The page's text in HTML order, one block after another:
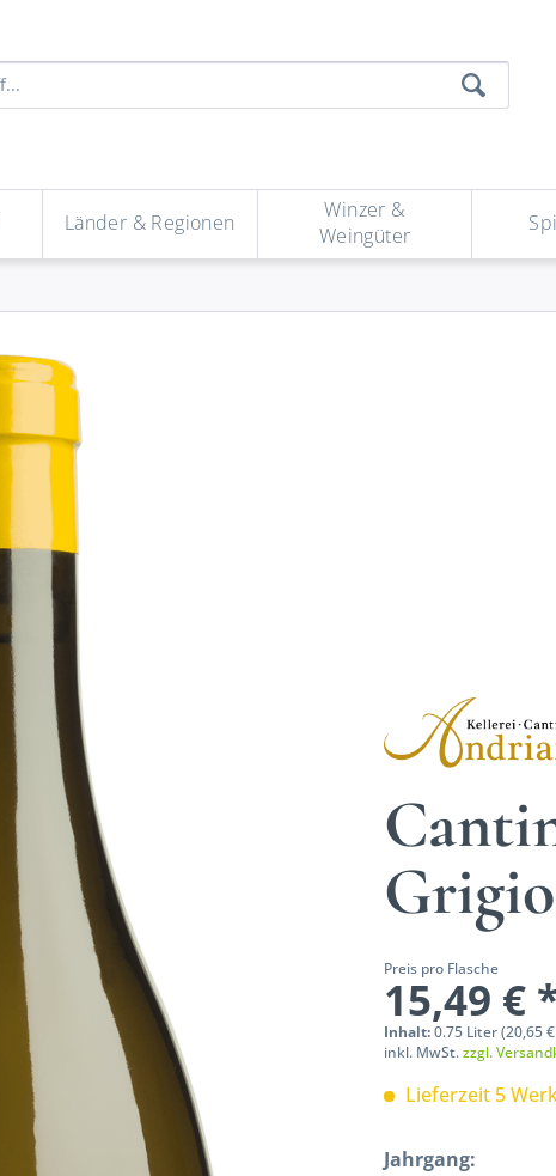
Länder & Regionen
Winzer &
Weingüter
Preis pro Flasche
15,49 €
Inhalt:0.75 Liter (20,65
inkl. MwSt.zzgl.
Lieferzeit 5
Jahrgang: